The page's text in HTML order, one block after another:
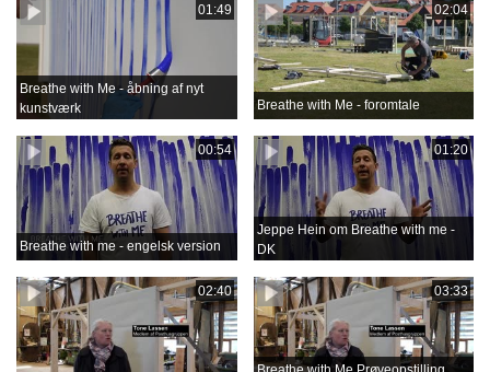
01:49
Breathe with Me - åbning af nyt
kunstværk
02:04
Breathe with Me - foromtale
00:54
Breathe with me - engelsk version
01:20
Jeppe Hein om Breathe with me -
DK
02:40 03:33